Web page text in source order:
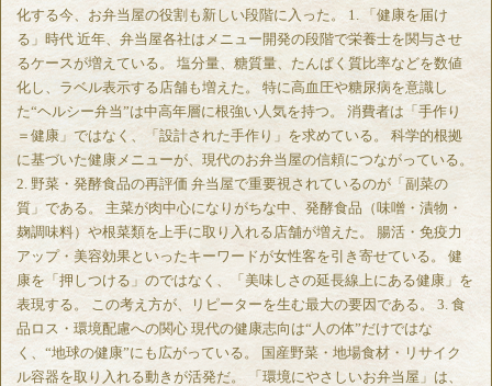
化する今、お弁当屋の役割も新しい段階に入った。 1. 「健康を届け
る」時代 近年、弁当屋各社はメニュー開発の段階で栄養士を関与させ
るケースが増えている。 塩分量、糖質量、たんぱく質比率などを数値
化し、ラベル表示する店舗も増えた。 特に高血圧や糖尿病を意識し
た“ヘルシー弁当”は中高年層に根強い人気を持つ。 消費者は「手作り
＝健康」ではなく、「設計された手作り」を求めている。 科学的根拠
に基づいた健康メニューが、現代のお弁当屋の信頼につながっている。
2. 野菜・発酵食品の再評価 弁当屋で重要視されているのが「副菜の
質」である。 主菜が肉中心になりがちな中、発酵食品（味噌・漬物・
麹調味料）や根菜類を上手に取り入れる店舗が増えた。 腸活・免疫力
アップ・美容効果といったキーワードが女性客を引き寄せている。 健
康を「押しつける」のではなく、「美味しさの延長線上にある健康」を
表現する。 この考え方が、リピーターを生む最大の要因である。 3. 食
品ロス・環境配慮への関心 現代の健康志向は“人の体”だけではな
く、“地球の健康”にも広がっている。 国産野菜・地場食材・リサイク
ル容器を取り入れる動きが活発だ。 「環境にやさしいお弁当屋」は、